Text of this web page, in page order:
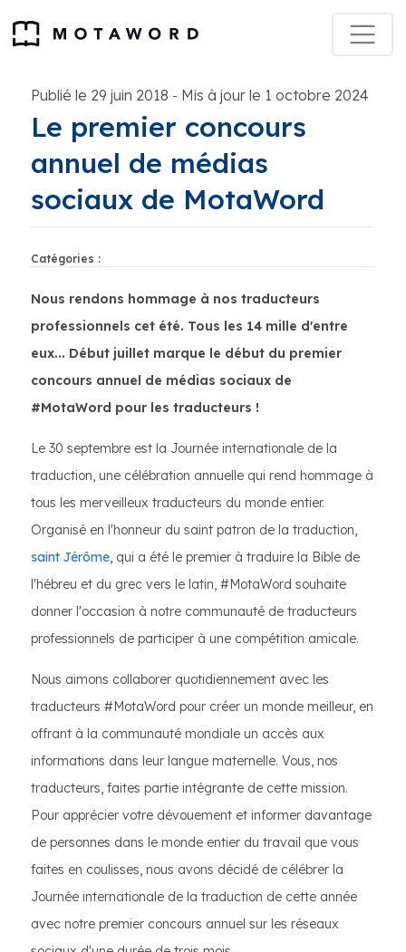
Publié le 29 juin 2018 - Mis à jour le 1 octobre 2024
Le premier concours
annuel de médias
sociaux de MotaWord
Catégories :
Nous rendons hommage à nos traducteurs
professionnels cet été. Tous les 14 mille d'entre
eux... Début juillet marque le début du premier
concours annuel de médias sociaux de
#MotaWord pour les traducteurs !
Le 30 septembre est la Journée internationale de la
traduction, une célébration annuelle qui rend hommage à
tous les merveilleux traducteurs du monde entier.
Organisé en l'honneur du saint patron de la traduction,
saint Jérôme, qui a été le premier à traduire la Bible de
l'hébreu et du grec vers le latin, #MotaWord souhaite
donner l'occasion à notre communauté de traducteurs
professionnels de participer à une compétition amicale.
Nous aimons collaborer quotidiennement avec les
traducteurs #MotaWord pour créer un monde meilleur, en
offrant à la communauté mondiale un accès aux
informations dans leur langue maternelle. Vous, nos
traducteurs, faites partie intégrante de cette mission.
Pour apprécier votre dévouement et informer davantage
de personnes dans le monde entier du travail que vous
faites en coulisses, nous avons décidé de célébrer la
Journée internationale de la traduction de cette année
avec notre premier concours annuel sur les réseaux